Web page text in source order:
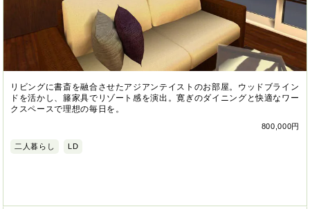
リビングに書斎を融合させたアジアンテイストのお部屋。ウッドブライン
ドを活かし、籐家具でリゾート感を演出。寛ぎのダイニングと快適なワー
クスペースで理想の毎日を。
800,000円
二人暮らし LD